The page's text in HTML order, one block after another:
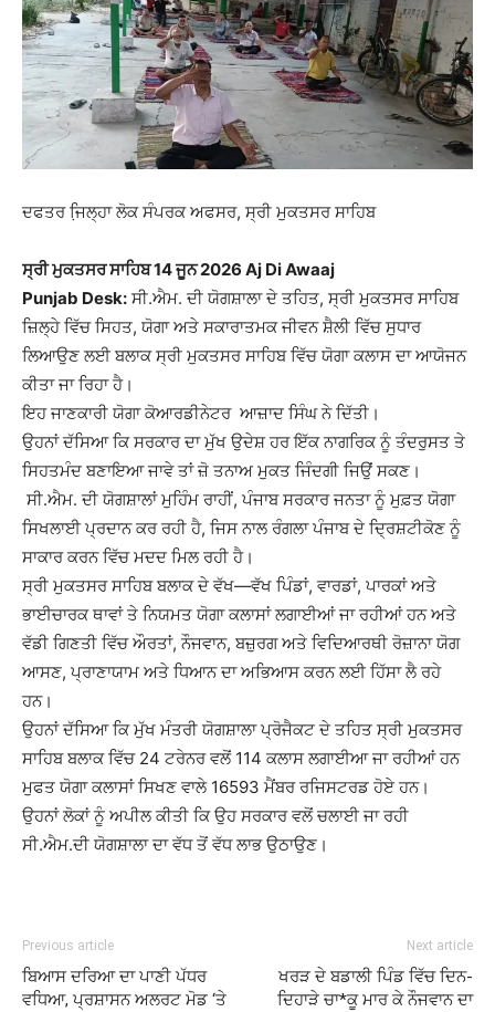
ਦਫਤਰ ਜਿ਼ਲ੍ਹਾ ਲੋਕ ਸੰਪਰਕ ਅਫਸਰ, ਸ੍ਰੀ ਮੁਕਤਸਰ ਸਾਹਿਬ
ਸ੍ਰੀ ਮੁਕਤਸਰ ਸਾਹਿਬ 14 ਜੂਨ 2026 Aj Di Awaaj
Punjab Desk: ਸੀ.ਐਮ. ਦੀ ਯੋਗਸ਼ਾਲਾ ਦੇ ਤਹਿਤ, ਸ੍ਰੀ ਮੁਕਤਸਰ ਸਾਹਿਬ
ਜ਼ਿਲ੍ਹੇ ਵਿੱਚ ਸਿਹਤ, ਯੋਗਾ ਅਤੇ ਸਕਾਰਾਤਮਕ ਜੀਵਨ ਸ਼ੈਲੀ ਵਿੱਚ ਸੁਧਾਰ
ਲਿਆਉਣ ਲਈ ਬਲਾਕ ਸ੍ਰੀ ਮੁਕਤਸਰ ਸਾਹਿਬ ਵਿੱਚ ਯੋਗਾ ਕਲਾਸ ਦਾ ਆਯੋਜਨ
ਕੀਤਾ ਜਾ ਰਿਹਾ ਹੈ।
ਇਹ ਜਾਣਕਾਰੀ ਯੋਗਾ ਕੋਆਰਡੀਨੇਟਰ ਆਜ਼ਾਦ ਸਿੰਘ ਨੇ ਦਿੱਤੀ।
ਉਹਨਾਂ ਦੱਸਿਆ ਕਿ ਸਰਕਾਰ ਦਾ ਮੁੱਖ ਉਦੇਸ਼ ਹਰ ਇੱਕ ਨਾਗਰਿਕ ਨੂੰ ਤੰਦਰੁਸਤ ਤੇ
ਸਿਹਤਮੰਦ ਬਣਾਇਆ ਜਾਵੇ ਤਾਂ ਜ਼ੋ ਤਨਾਅ ਮੁਕਤ ਜਿੰਦਗੀ ਜਿਉਂ ਸਕਣ।
ਸੀ.ਐਮ. ਦੀ ਯੋਗਸ਼ਾਲਾਂ ਮੁਹਿੰਮ ਰਾਹੀਂ, ਪੰਜਾਬ ਸਰਕਾਰ ਜਨਤਾ ਨੂੰ ਮੁਫ਼ਤ ਯੋਗਾ
ਸਿਖਲਾਈ ਪ੍ਰਦਾਨ ਕਰ ਰਹੀ ਹੈ, ਜਿਸ ਨਾਲ ਰੰਗਲਾ ਪੰਜਾਬ ਦੇ ਦ੍ਰਿਸ਼ਟੀਕੋਣ ਨੂੰ
ਸਾਕਾਰ ਕਰਨ ਵਿੱਚ ਮਦਦ ਮਿਲ ਰਹੀ ਹੈ।
ਸ੍ਰੀ ਮੁਕਤਸਰ ਸਾਹਿਬ ਬਲਾਕ ਦੇ ਵੱਖ—ਵੱਖ ਪਿੰਡਾਂ, ਵਾਰਡਾਂ, ਪਾਰਕਾਂ ਅਤੇ
ਭਾਈਚਾਰਕ ਥਾਵਾਂ ਤੇ ਨਿਯਮਤ ਯੋਗਾ ਕਲਾਸਾਂ ਲਗਾਈਆਂ ਜਾ ਰਹੀਆਂ ਹਨ ਅਤੇ
ਵੱਡੀ ਗਿਣਤੀ ਵਿੱਚ ਔਰਤਾਂ, ਨੌਜਵਾਨ, ਬਜ਼ੁਰਗ ਅਤੇ ਵਿਦਿਆਰਥੀ ਰੋਜ਼ਾਨਾ ਯੋਗ
ਆਸਣ, ਪ੍ਰਾਣਾਯਾਮ ਅਤੇ ਧਿਆਨ ਦਾ ਅਭਿਆਸ ਕਰਨ ਲਈ ਹਿੱਸਾ ਲੈ ਰਹੇ
ਹਨ।
ਉਹਨਾਂ ਦੱਸਿਆ ਕਿ ਮੁੱਖ ਮੰਤਰੀ ਯੋਗਸ਼ਾਲਾ ਪ੍ਰੋਜੈਕਟ ਦੇ ਤਹਿਤ ਸ੍ਰੀ ਮੁਕਤਸਰ
ਸਾਹਿਬ ਬਲਾਕ ਵਿੱਚ 24 ਟਰੇਨਰ ਵਲੋਂ 114 ਕਲਾਸ ਲਗਾਈਆ ਜਾ ਰਹੀਆਂ ਹਨ
ਮੁਫਤ ਯੋਗਾ ਕਲਾਸਾਂ ਸਿਖਣ ਵਾਲੇ 16593 ਮੈਂਬਰ ਰਜਿਸਟਰਡ ਹੋਏ ਹਨ।
ਉਹਨਾਂ ਲੋਕਾਂ ਨੂੰ ਅਪੀਲ ਕੀਤੀ ਕਿ ਉਹ ਸਰਕਾਰ ਵਲੋਂ ਚਲਾਈ ਜਾ ਰਹੀ
ਸੀ.ਐਮ.ਦੀ ਯੋਗਸ਼ਾਲਾ ਦਾ ਵੱਧ ਤੋਂ ਵੱਧ ਲਾਭ ਉਠਾਉਣ।
Previous article
ਬਿਆਸ ਦਰਿਆ ਦਾ ਪਾਣੀ ਪੱਧਰ
ਵਧਿਆ, ਪ੍ਰਸ਼ਾਸਨ ਅਲਰਟ ਮੋਡ ‘ਤੇ
Next article
ਖਰੜ ਦੇ ਬਡਾਲੀ ਪਿੰਡ ਵਿੱਚ ਦਿਨ-
ਦਿਹਾੜੇ ਚਾ*ਕੂ ਮਾਰ ਕੇ ਨੌਜਵਾਨ ਦਾ